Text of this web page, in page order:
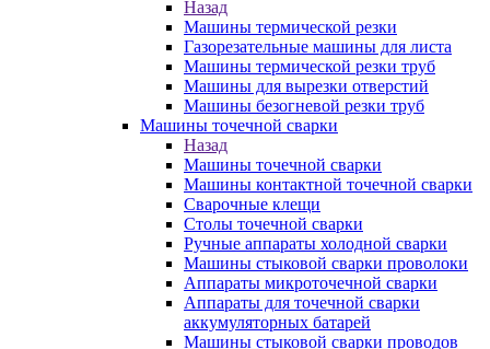
Назад
Машины термической резки
Газорезательные машины для листа
Машины термической резки труб
Машины для вырезки отверстий
Машины безогневой резки труб
Машины точечной сварки
Назад
Машины точечной сварки
Машины контактной точечной сварки
Сварочные клещи
Столы точечной сварки
Ручные аппараты холодной сварки
Машины стыковой сварки проволоки
Аппараты микроточечной сварки
Аппараты для точечной сварки
аккумуляторных батарей
Машины стыковой сварки проводов